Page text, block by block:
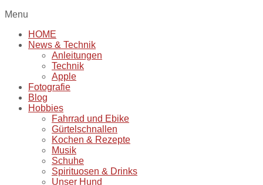
Menu
HOME
News & Technik
Anleitungen
Technik
Apple
Fotografie
Blog
Hobbies
Fahrrad und Ebike
Gürtelschnallen
Kochen & Rezepte
Musik
Schuhe
Spirituosen & Drinks
Unser Hund